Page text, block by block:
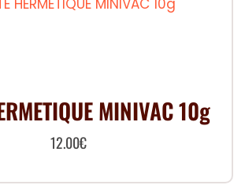
MINIVAC 10g
12.00€